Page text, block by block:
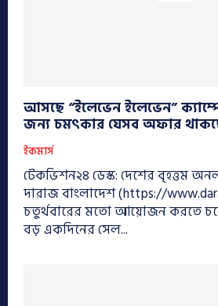
আসছে “ইলেভেন ইলেভেন”
জন্য চমৎকার যেসব অফার
ইকমার্স
টেকভিশন২৪ ডেস্ক: দেশের বৃহত্তম
দারাজ বাংলাদেশ (https://
চতুর্থবারের মতো আয়োজন করতে
বড় একদিনের সেল...